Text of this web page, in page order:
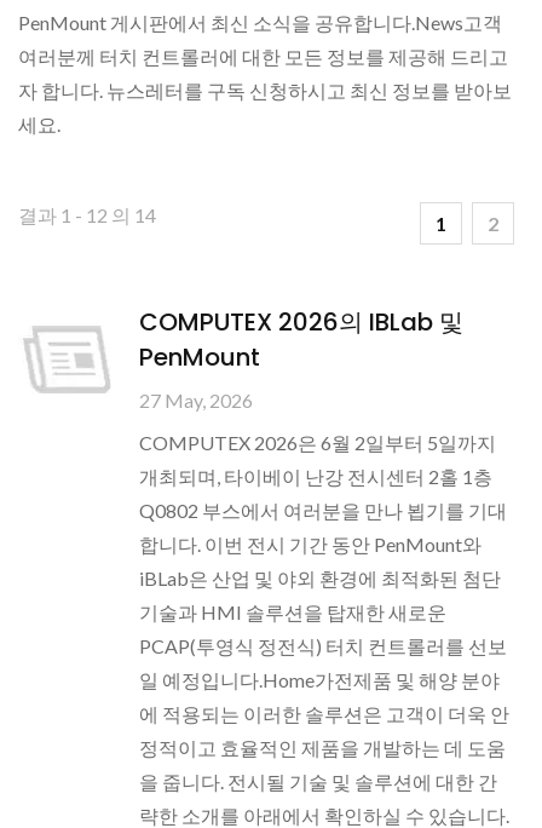
PenMount 게시판에서 최신 소식을 공유합니다.News고객
여러분께 터치 컨트롤러에 대한 모든 정보를 제공해 드리고
자 합니다. 뉴스레터를 구독 신청하시고 최신 정보를 받아보
세요.
결과 1 - 12 의 14 1 2
COMPUTEX 2026의 IBLab 및
PenMount
27 May, 2026
COMPUTEX 2026은 6월 2일부터 5일까지
개최되며, 타이베이 난강 전시센터 2홀 1층
Q0802 부스에서 여러분을 만나 뵙기를 기대
합니다. 이번 전시 기간 동안 PenMount와
iBLab은 산업 및 야외 환경에 최적화된 첨단
기술과 HMI 솔루션을 탑재한 새로운
PCAP(투영식 정전식) 터치 컨트롤러를 선보
일 예정입니다.Home가전제품 및 해양 분야
에 적용되는 이러한 솔루션은 고객이 더욱 안
정적이고 효율적인 제품을 개발하는 데 도움
을 줍니다. 전시될 기술 및 솔루션에 대한 간
략한 소개를 아래에서 확인하실 수 있습니다.